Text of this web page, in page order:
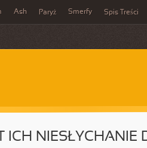
Ash Paryż Smerfy Spis Treści
ICH NIESŁYCHANIE